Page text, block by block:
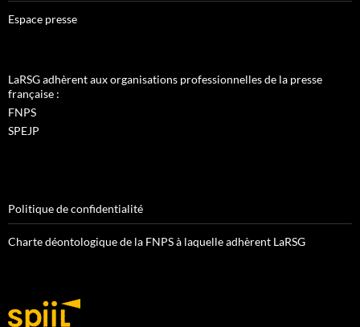
Espace presse
LaRSG adhèrent aux organisations professionnelles de la presse
française :
FNPS
SPEJP
Politique de confidentialité
Charte déontologique de la FNPS à laquelle adhèrent LaRSG